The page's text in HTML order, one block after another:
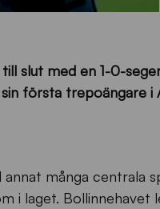
slut med en 1-0-
första trepoängare i
många centrala
i laget. Bollinnehavet